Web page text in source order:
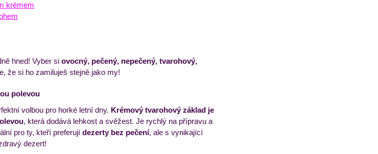
krémem
hned! Vyber si ovocný, pečený, nepečený, tvarohový,
že si ho zamiluješ stejně jako my!
polevou
volbou pro horké letní dny. Krémový tvarohový základ je
, která dodává lehkost a svěžest. Je rychlý na přípravu a
pro ty, kteří preferují dezerty bez pečení, ale s vynikající
dezert!